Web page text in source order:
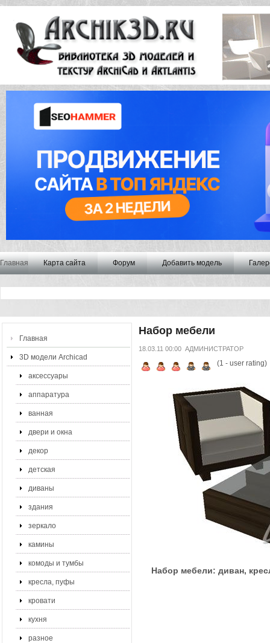
Главная Карта сайта Форум Добавить модель
Главная
3D модели Archicad
аксессуары
аппаратура
ванная
двери и окна
декор
детская
диваны
здания
зеркало
камины
комоды и тумбы
кресла, пуфы
кровати
кухня
разное
Набор мебели
18.03.11 00:00 АДМИНИСТРАТОР
(1 - user rating)
Набор мебели: диван,